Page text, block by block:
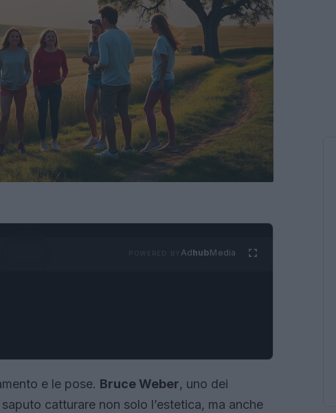
AdhubMedia
e le pose. Bruce Weber, uno dei
catturare non solo l’estetica, ma anche